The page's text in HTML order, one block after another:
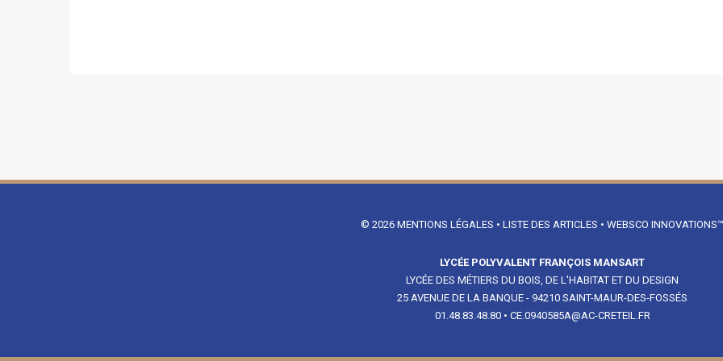
© 2026 MENTIONS LÉGALES • LISTE DES ARTICLES • WEBSCO INNOVATIONS™
LYCÉE POLYVALENT FRANÇOIS MANSART
LYCÉE DES MÉTIERS DU BOIS, DE L'HABITAT ET DU DESIGN
25 AVENUE DE LA BANQUE - 94210 SAINT-MAUR-DES-FOSSÉS
01.48.83.48.80• CE.0940585A@AC-CRETEIL.FR